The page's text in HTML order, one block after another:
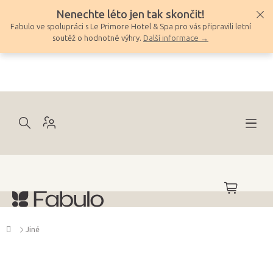
obsah
Nenechte léto jen tak skončit!
Fabulo ve spolupráci s Le Primore Hotel & Spa pro vás připravili letní
soutěž o hodnotné výhry. Další informace →
NÁKUPNÍ
KOŠÍK
Domů
Jiné